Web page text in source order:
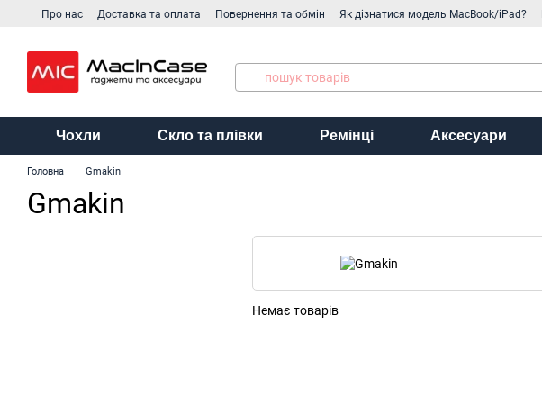
Перейти до основного контенту
Про нас Доставка та оплата Повернення та обмін Як дізнатися модель MacBook/iPad?
Чохли Скло та плівки Ремінці Аксесуари
Головна Gmakin
Gmakin
Немає товарів